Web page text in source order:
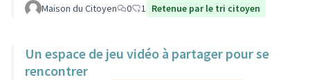
Maison du Citoyen 0 1 Retenue par le tri citoyen
Un espace de jeu vidéo à partager pour se
rencontrer